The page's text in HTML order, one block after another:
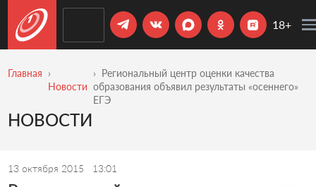
18+
Главная
Новости
Региональный центр оценки качества
образования объявил результаты «осеннего»
ЕГЭ
НОВОСТИ
13 октября 2015 13:01